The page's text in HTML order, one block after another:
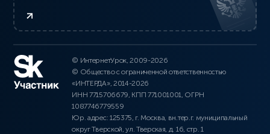
© ИнтернетУрок, 2009-2026
© Общество с ограниченной ответственностью
«ИНТЕРДА», 2014-2026
ИНН 7715706679, КПП 771001001, ОГРН
1087746779559
Юр. адрес: 125375, г. Москва, вн.тер.г. муниципальный
округ Тверской, ул. Тверская, д. 16, стр. 1